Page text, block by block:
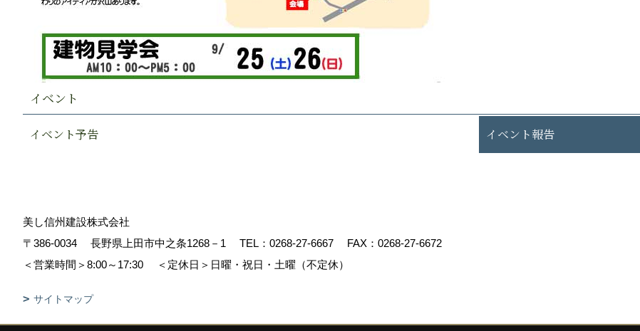
イベント
イベント予告 イベント報告
美し信州建設株式会社
〒386-0034
長野県上田市中之条1268－1 TEL： 0268-27-6667
FAX：0268-27-6672
＜営業時間＞8:00～17:30
＜定休日＞日曜・祝日・土曜（不定休）
サイトマップ